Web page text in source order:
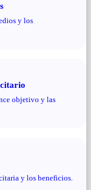
y los
objetivo y las
y los beneficios.